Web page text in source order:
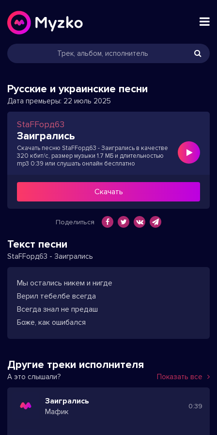
Русские и украинские песни
Дата премьеры: 22 июль 2025
StaFFорд63
Заигрались
Скачать песню StaFFорд63 - Заигрались в качестве
320 кбит/с, размер музыки 1.7 МБ и длительностью
mp3 0:39 или слушать онлайн бесплатно
Скачать
Поделиться
Текст песни
StaFFорд63 - Заигрались
Мы остались никем и нигде
Верил тебелбе всегда
Всегда знал не предаш
Боже, как ошибался
Другие треки исполнителя
А это слышали? Показать все
Заигрались
Мафик
0:39